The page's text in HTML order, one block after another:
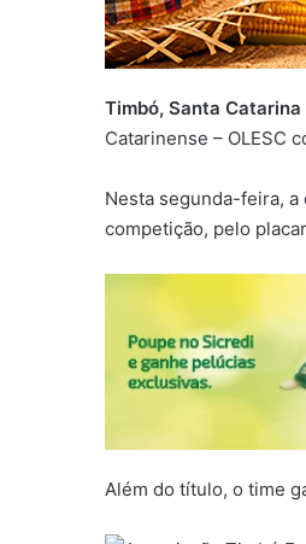
Timbó, Santa Catarina
Catarinense – OLESC
Nesta segunda-feira,
competição, pelo
Além do título, o time